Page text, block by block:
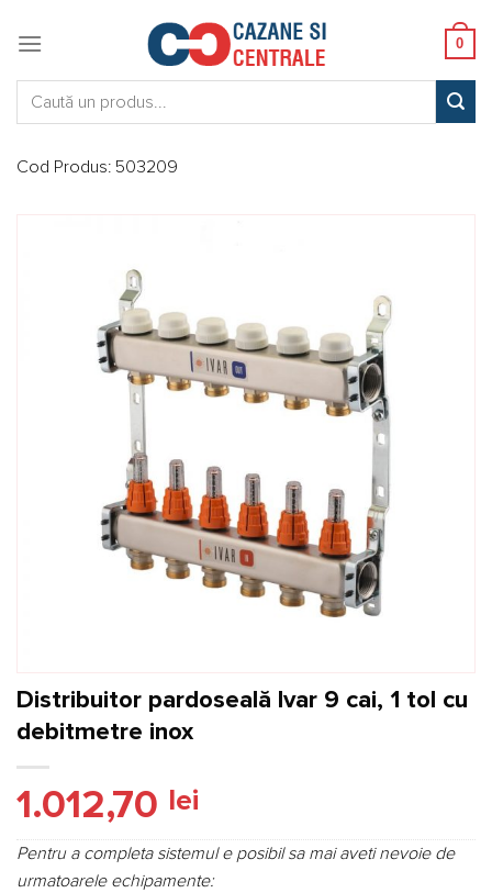
0
Cod Produs: 503209
Distribuitor pardoseală Ivar 9 cai, 1 tol cu
debitmetre inox
1.012,70 lei
Pentru a completa sistemul e posibil sa mai aveti nevoie de
urmatoarele echipamente: